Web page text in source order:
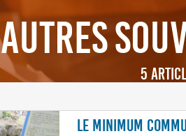
AUTRES
5
Le minimum